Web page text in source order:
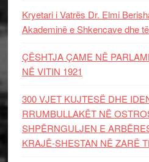
Kryetari i Vatrës Dr. Elmi
Akademinë e Shkencave dhe
ÇËSHTJA ÇAME NË
NË VITIN 1921
300 VJET KUJTESË DHE
RRUMBULLAKËT NË
SHPËRNGULJEN E
KRAJË-SHESTAN NË ZARË